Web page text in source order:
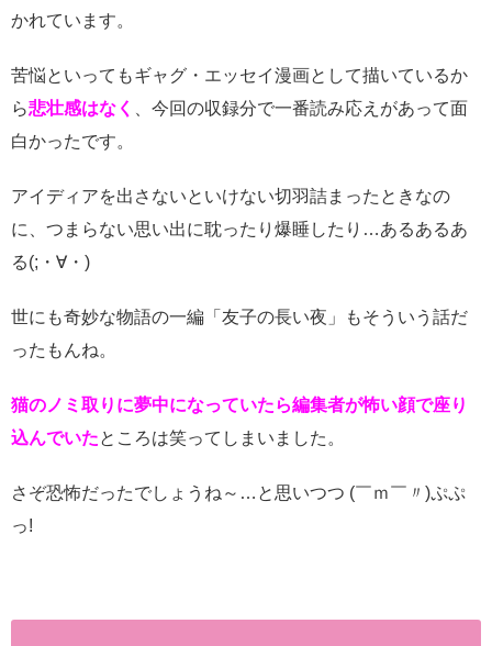
かれています。
苦悩といってもギャグ・エッセイ漫画として描いているか
ら悲壮感はなく
、今回の収録分で一番読み応えがあって面
白かったです。
アイディアを出さないといけない切羽詰まったときなの
に、つまらない思い出に耽ったり爆睡したり…あるあるあ
る(;・∀・)
世にも奇妙な物語の一編「友子の長い夜」もそういう話だ
ったもんね。
猫のノミ取りに夢中になっていたら編集者が怖い顔で座り
込んでいたところは笑ってしまいました。
さぞ恐怖だったでしょうね～…と思いつつ (￣ｍ￣〃)ぷぷ
っ!